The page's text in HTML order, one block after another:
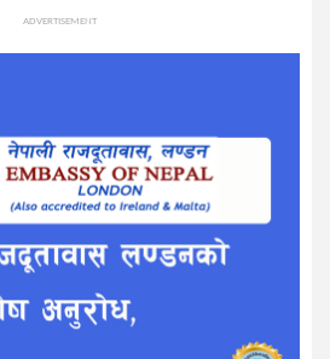
ADVERTISEMENT